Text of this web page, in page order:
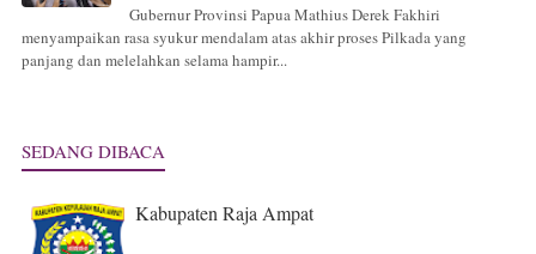
Gubernur Provinsi Papua Mathius Derek Fakhiri
menyampaikan rasa syukur mendalam atas akhir proses Pilkada yang
panjang dan melelahkan selama hampir...
SEDANG DIBACA
Kabupaten Raja Ampat